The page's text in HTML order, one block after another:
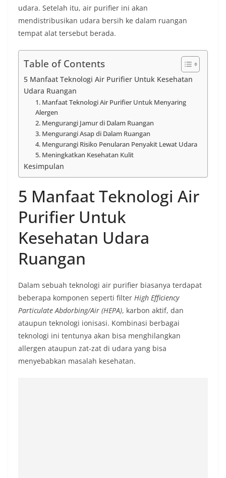
udara. Setelah itu, air purifier ini akan
mendistribusikan udara bersih ke dalam ruangan
tempat alat tersebut berada.
Table of Contents
5 Manfaat Teknologi Air Purifier Untuk Kesehatan
Udara Ruangan
1. Manfaat Teknologi Air Purifier Untuk Menyaring
Alergen
2. Mengurangi Jamur di Dalam Ruangan
3. Mengurangi Asap di Dalam Ruangan
4. Mengurangi Risiko Penularan Penyakit Lewat Udara
5. Meningkatkan Kesehatan Kulit
Kesimpulan
5 Manfaat Teknologi Air
Purifier Untuk
Kesehatan Udara
Ruangan
Dalam sebuah teknologi air purifier biasanya terdapat
beberapa komponen seperti filter High Efficiency
Particulate Abdorbing/Air (HEPA), karbon aktif, dan
ataupun teknologi ionisasi. Kombinasi berbagai
teknologi ini tentunya akan bisa menghilangkan
allergen ataupun zat-zat di udara yang bisa
menyebabkan masalah kesehatan.